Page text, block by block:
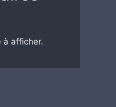
à afficher.